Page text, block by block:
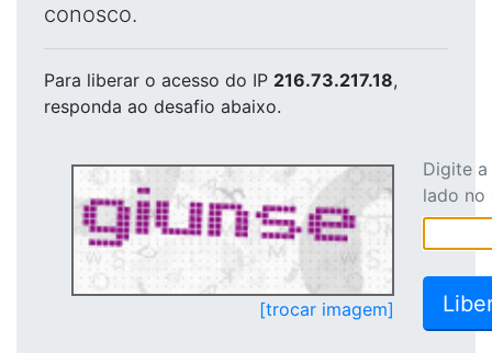
conosco.
Para liberar o acesso do IP 216.73.217.18,
responda ao desafio abaixo.
[trocar imagem]
Digite
lado no